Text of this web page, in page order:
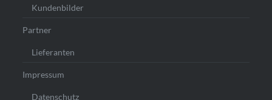
Kundenbilder
Partner
Lieferanten
Impressum
Datenschutz